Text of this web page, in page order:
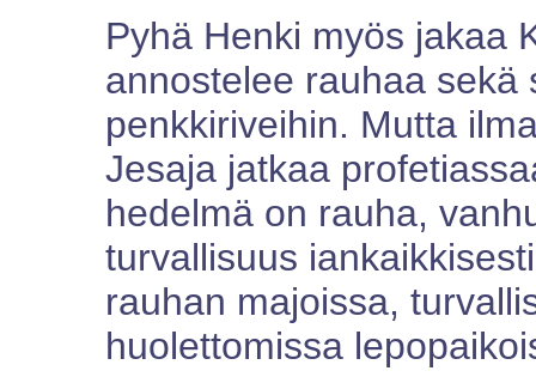
Pyhä Henki myös jakaa
annostelee rauhaa sekä
penkkiriveihin. Mutta
Jesaja jatkaa
hedelmä on rauha,
turvallisuus
rauhan majoissa,
huolettomissa